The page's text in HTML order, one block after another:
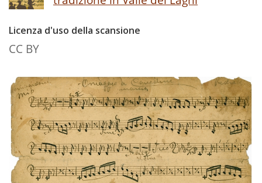
Licenza d'uso della scansione
CC BY